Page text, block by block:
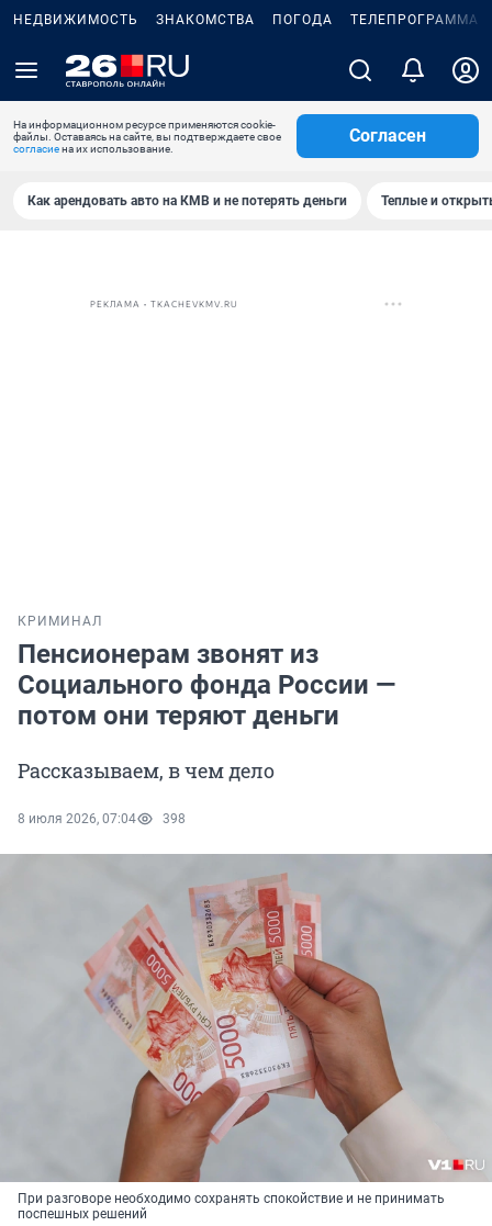
НЕДВИЖИМОСТЬ ЗНАКОМСТВА ПОГОДА ТЕЛЕПРОГРАММА
На информационном ресурсе применяются cookie-
файлы. Оставаясь на сайте, вы подтверждаете свое
согласиена их использование.
Согласен
Как арендовать авто на КМВ и не потерять деньги Теплые и
РЕКЛАМА • TKACHEVKMV.RU
КРИМИНАЛ
Пенсионерам звонят из
Социального фонда России —
потом они теряют деньги
Рассказываем, в чем дело
8 июля 2026, 07:04 398
При разговоре необходимо сохранять спокойствие и не принимать
поспешных решений